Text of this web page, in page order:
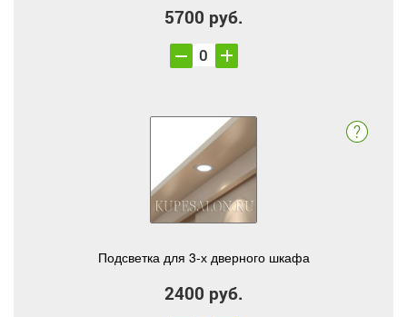
5700 руб.
Подсветка для 3-х дверного шкафа
2400 руб.